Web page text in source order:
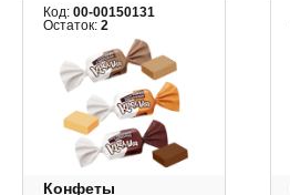
Код: 00-00150131
Остаток: 2
Конфеты